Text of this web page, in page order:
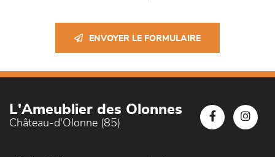
ENVOYER LE FORMULAIRE
L'Ameublier des Olonnes
Château-d'Olonne (85)